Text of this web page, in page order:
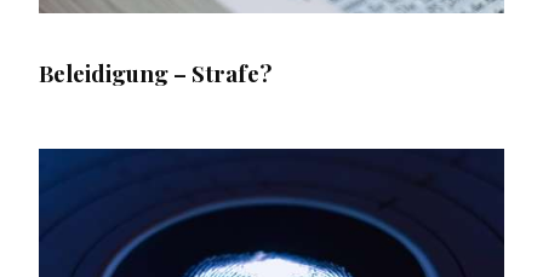
Beleidigung – Strafe?